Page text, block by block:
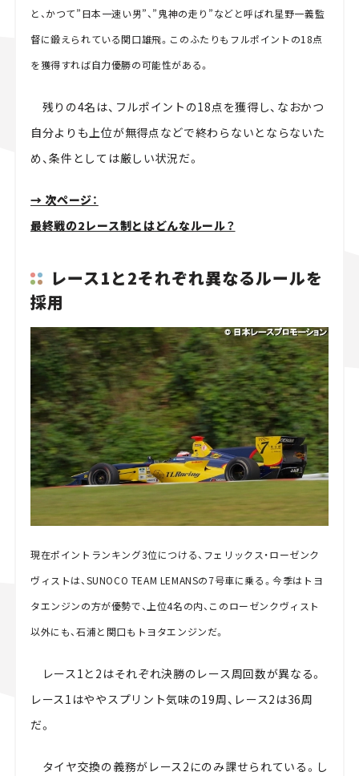
と、かつて”日本一速い男”、”鬼神の走り”などと呼ばれ星野一義監
督に鍛えられている関口雄飛。このふたりもフルポイントの18点
を獲得すれば自力優勝の可能性がある。
残りの4名は、フルポイントの18点を獲得し、なおかつ
自分よりも上位が無得点などで終わらないとならないた
め、条件としては厳しい状況だ。
→ 次ページ：
最終戦の2レース制とはどんなルール？
レース1と2それぞれ異なるルールを
採用
現在ポイントランキング3位につける、フェリックス・ローゼンク
ヴィストは、SUNOCO TEAM LEMANSの7号車に乗る。今季はトヨ
タエンジンの方が優勢で、上位4名の内、このローゼンクヴィスト
以外にも、石浦と関口もトヨタエンジンだ。
レース1と2はそれぞれ決勝のレース周回数が異なる。
レース1はややスプリント気味の19周、レース2は36周
だ。
タイヤ交換の義務がレース2にのみ課せられている。し